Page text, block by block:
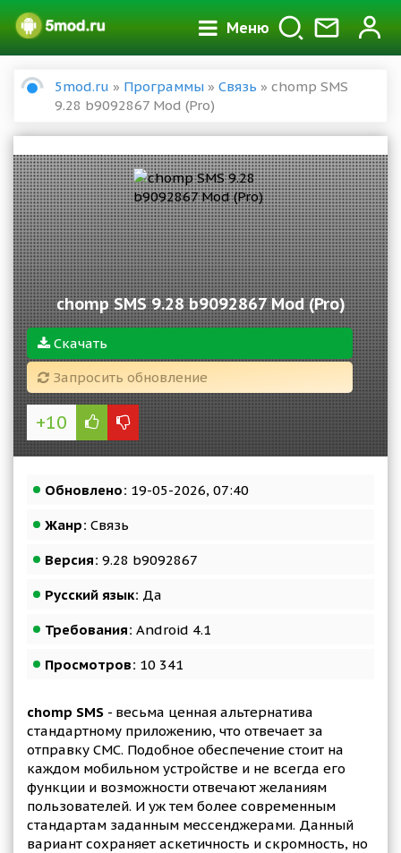
Меню
5mod.ru » Программы » Связь » chomp SMS
9.28 b9092867 Mod (Pro)
chomp SMS 9.28 b9092867 Mod (Pro)
Скачать
Запросить обновление
+10
Обновлено: 19-05-2026, 07:40
Жанр: Связь
Версия: 9.28 b9092867
Русский язык: Да
Требования: Android 4.1
Просмотров: 10 341
chomp SMS - весьма ценная альтернатива
стандартному приложению, что отвечает за
отправку СМС. Подобное обеспечение стоит на
каждом мобильном устройстве и не всегда его
функции и возможности отвечают желаниям
пользователей. И уж тем более современным
стандартам заданным мессенджерами. Данный
вариант сохраняет аскетичность и скромность, но